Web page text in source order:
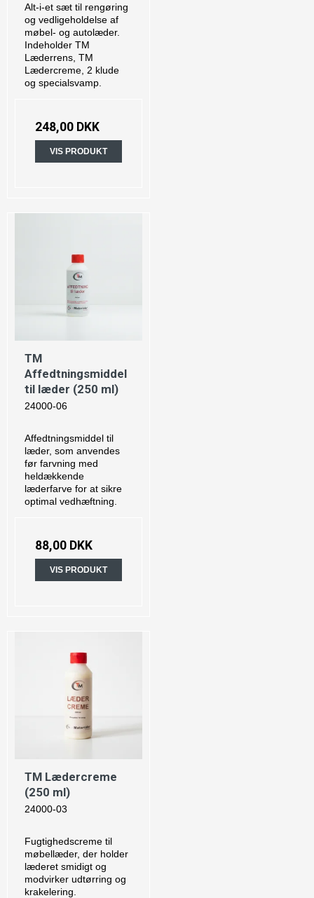
Alt-i-et sæt til rengøring
og vedligeholdelse af
møbel- og autolæder.
Indeholder TM
Læderrens, TM
Lædercreme, 2 klude
og specialsvamp.
248,00 DKK
VIS PRODUKT
TM
Affedtningsmiddel
til læder (250 ml)
24000-06
Affedtningsmiddel til
læder, som anvendes
før farvning med
heldækkende
læderfarve for at sikre
optimal vedhæftning.
88,00 DKK
VIS PRODUKT
TM Lædercreme
(250 ml)
24000-03
Fugtighedscreme til
møbellæder, der holder
læderet smidigt og
modvirker udtørring og
krakelering.